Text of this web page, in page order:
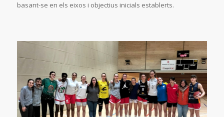
basant-se en els eixos i objectius inicials establerts.